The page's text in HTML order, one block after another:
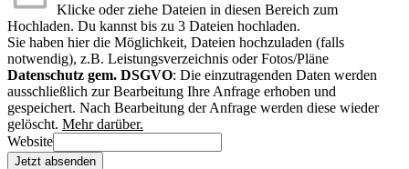
Klicke oder ziehe Dateien in diesen Bereich zum
Hochladen. Du kannst bis zu 3 Dateien hochladen.
Sie haben hier die Möglichkeit, Dateien hochzuladen (falls
notwendig), z.B. Leistungsverzeichnis oder Fotos/Pläne
Datenschutz gem. DSGVO: Die einzutragenden Daten werden
ausschließlich zur Bearbeitung Ihre Anfrage erhoben und
gespeichert. Nach Bearbeitung der Anfrage werden diese wieder
gelöscht. Mehr darüber.
Website
Jetzt absenden